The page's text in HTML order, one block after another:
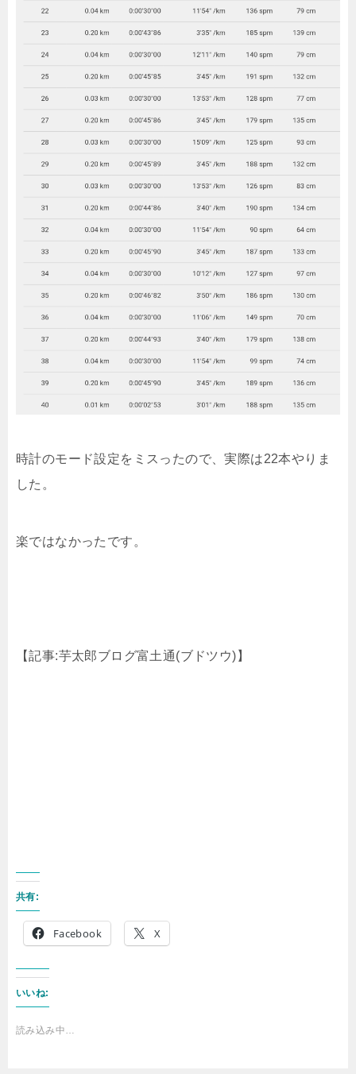
時計のモード設定をミスったので、実際は22本やりま
した。
楽ではなかったです。
【記事:芋太郎ブログ富土通(ブドツウ)】
共有:
Facebook X
いいね:
読み込み中…